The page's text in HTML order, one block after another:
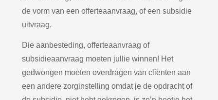
de vorm van een offerteaanvraag, of een subsidie
uitvraag.
Die aanbesteding, offerteaanvraag of
subsidieaanvraag moeten jullie winnen! Het
gedwongen moeten overdragen van cliënten aan
een andere zorginstelling omdat je de opdracht of